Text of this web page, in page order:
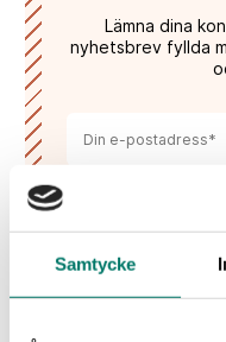
Samtycke
Lämna dina
nyhetsbrev fyllda
godkänner att